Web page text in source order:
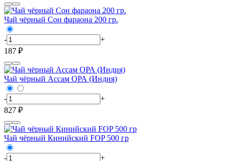
Чай чёрный Сон фараона 200 гр.
-
+
187 ₽
Чай чёрный Ассам ОРА (Индия)
-
+
827 ₽
Чай чёрный Кинийский FOP 500 гр
-
+